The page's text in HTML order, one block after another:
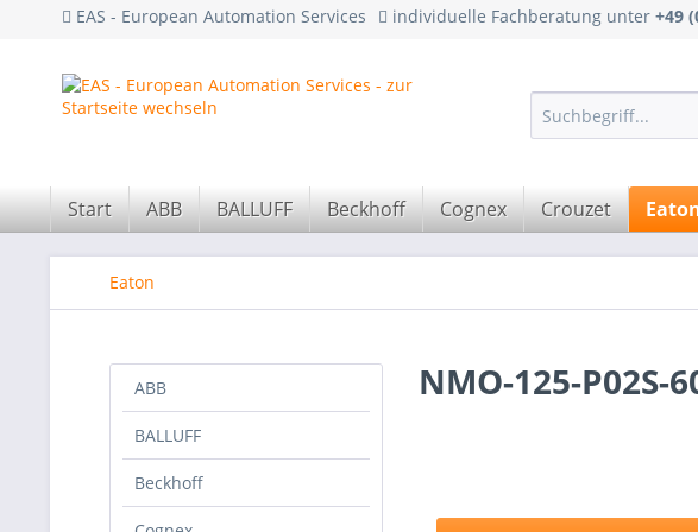
EAS - European Automation Services individuelle Fachberatung unter +49
Start ABB BALLUFF Beckhoff Cognex Crouzet
Eaton
ABB
BALLUFF
Beckhoff
NMO-125-P02S-